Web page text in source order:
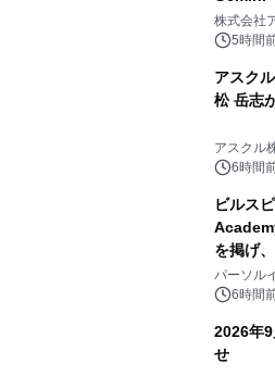
比較―自
かる実践
株式会社
5時間
アスク
松 岳志
アスクル
6時間
ビルス
を掲げ
パーソル
6時間
2026年
せ